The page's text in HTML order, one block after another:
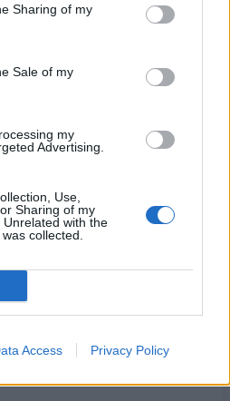
Sharing of my
Sale of my
my
Advertising.
Use,
Sharing of my
with the
collected.
Access Privacy Policy
ψηφιακή ενεργοποίηση της
ΕΑΕ 2026
προοπτικές στις αγορές
αερίου στην Ευρώπη
στρέφονται
πρόκληση η
μονάδες ο Γενικός
0,15%
εκατ. ευρώ σε